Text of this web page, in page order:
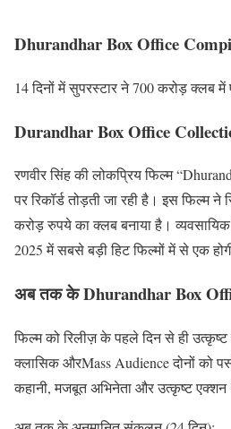
Dhurandhar Box Office
14 दिनों में सुपरस्टार ने 700 करोड़ क्लब में
Durandhar Box Office
रणवीर सिंह की लोकप्रिय फिल्म
पर रिकॉर्ड तोड़ती जा रही है। इस फिल्म
करोड़ रुपये का क्लब बनाया है। व्यवसायिक
2025 में सबसे बड़ी हिट फिल्मों में से एक
अब तक के Dhurandhar Box
फिल्म को रिलीज़ के पहले दिन से ही उत्कृष्ट
क्लासिक औरMass Audience दोनों को
कहानी, मजबूत अभिनेता और उत्कृष्ट एक्शन